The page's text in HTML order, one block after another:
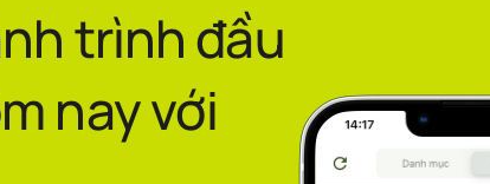
trình đầu
nay với